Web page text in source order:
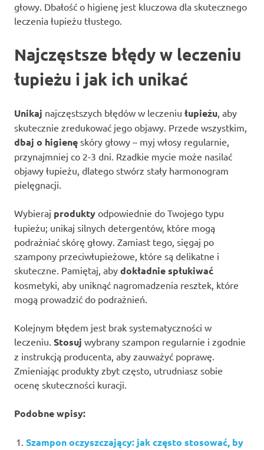
głowy. Dbałość o higienę jest kluczowa dla skutecznego
leczenia łupieżu tłustego.
Najczęstsze błędy w leczeniu
łupieżu i jak ich unikać
Unikaj najczęstszych błędów w leczeniu łupieżu, aby
skutecznie zredukować jego objawy. Przede wszystkim,
dbaj o higienę skóry głowy – myj włosy regularnie,
przynajmniej co 2-3 dni. Rzadkie mycie może nasilać
objawy łupieżu, dlatego stwórz stały harmonogram
pielęgnacji.
Wybieraj produkty odpowiednie do Twojego typu
łupieżu; unikaj silnych detergentów, które mogą
podrażniać skórę głowy. Zamiast tego, sięgaj po
szampony przeciwłupieżowe, które są delikatne i
skuteczne. Pamiętaj, aby dokładnie spłukiwać
kosmetyki, aby uniknąć nagromadzenia resztek, które
mogą prowadzić do podrażnień.
Kolejnym błędem jest brak systematyczności w
leczeniu. Stosuj wybrany szampon regularnie i zgodnie
z instrukcją producenta, aby zauważyć poprawę.
Zmieniając produkty zbyt często, utrudniasz sobie
ocenę skuteczności kuracji.
Podobne wpisy:
Szampon oczyszczający: jak często stosować, by